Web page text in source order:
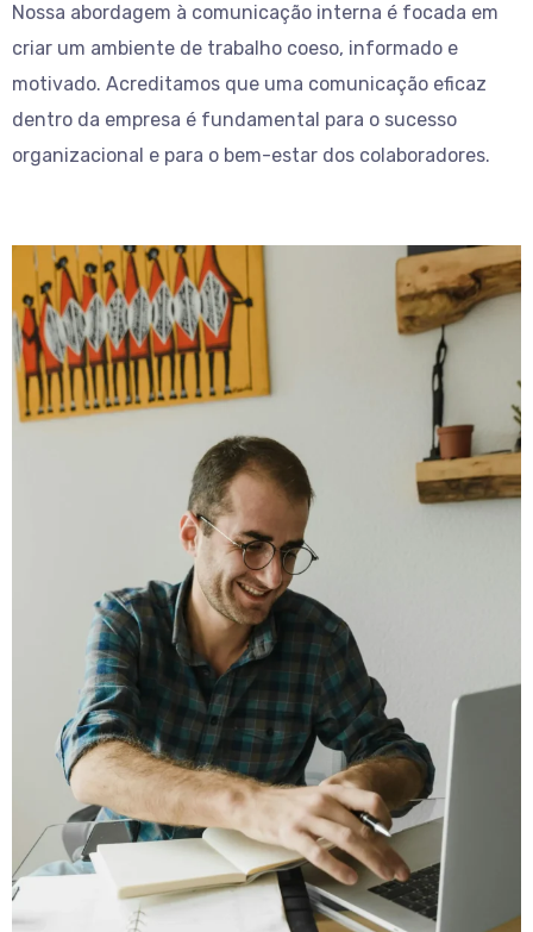
Nossa abordagem à comunicação interna é focada em
criar um ambiente de trabalho coeso, informado e
motivado. Acreditamos que uma comunicação eficaz
dentro da empresa é fundamental para o sucesso
organizacional e para o bem-estar dos colaboradores.